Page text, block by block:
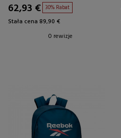
62,93 € 30% Rabat
Stała cena 89,90 €
0 rewizje